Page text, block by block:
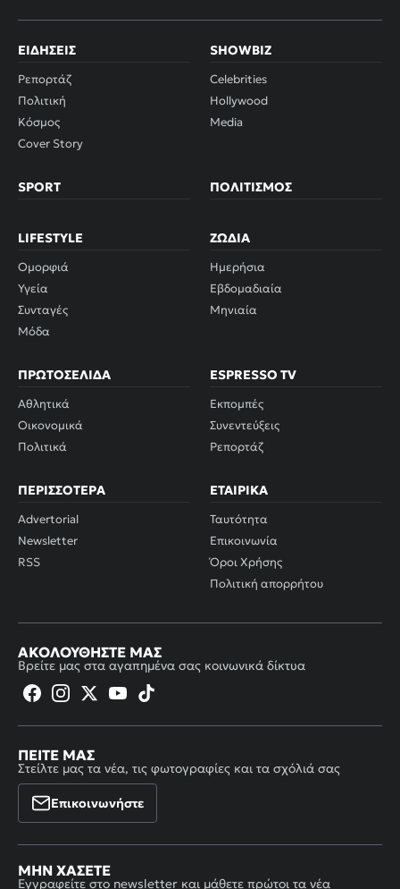
ΕΙΔΉΣΕΙΣ
Ρεπορτάζ
Πολιτική
Κόσμος
Cover Story
SHOWBIZ
Celebrities
Hollywood
Media
SPORT ΠΟΛΙΤΙΣΜΌΣ
LIFESTYLE
Ομορφιά
Υγεία
Συνταγές
Μόδα
ΖΏΔΙΑ
Ημερήσια
Εβδομαδιαία
Μηνιαία
ΠΡΩΤΟΣΈΛΙΔΑ
Αθλητικά
Οικονομικά
Πολιτικά
ESPRESSO TV
Εκπομπές
Συνεντεύξεις
Ρεπορτάζ
ΠΕΡΙΣΣΌΤΕΡΑ
Advertorial
Newsletter
RSS
ΕΤΑΙΡΙΚΆ
Ταυτότητα
Επικοινωνία
Όροι Χρήσης
Πολιτική απορρήτου
ΑΚΟΛΟΥΘΉΣΤΕ ΜΑΣ
Βρείτε μας στα αγαπημένα σας κοινωνικά δίκτυα
ΠΕΊΤΕ ΜΑΣ
Στείλτε μας τα νέα, τις φωτογραφίες και τα σχόλιά σας
Επικοινωνήστε
ΜΗΝ ΧΆΣΕΤΕ
Εγγραφείτε στο newsletter και μάθετε πρώτοι τα νέα